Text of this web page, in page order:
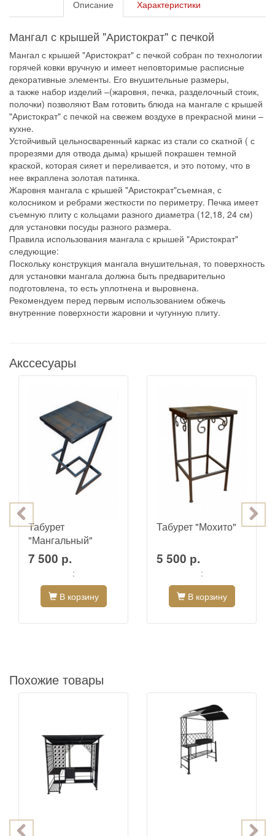
Описание Характеристики
Мангал с крышей "Аристократ" с печкой
Мангал с крышей "Аристократ" с печкой собран по технологии
горячей ковки вручную и имеет неповторимые расписные
декоративные элементы. Его внушительные размеры,
а также набор изделий –(жаровня, печка, разделочный стоик,
полочки) позволяют Вам готовить блюда на мангале с крышей
"Аристократ" с печкой на свежем воздухе в прекрасной мини –
кухне.
Устойчивый цельносваренный каркас из стали со скатной ( с
прорезями для отвода дыма) крышей покрашен темной
краской, которая сияет и переливается, и это потому, что в
нее вкраплена золотая патинка.
Жаровня мангала с крышей "Аристократ"съемная, с
колосником и ребрами жесткости по периметру. Печка имеет
съемную плиту с кольцами разного диаметра (12,18, 24 см)
для установки посуды разного размера.
Правила использования мангала с крышей "Аристократ"
следующие:
Поскольку конструкция мангала внушительная, то поверхность
для установки мангала должна быть предварительно
подготовлена, то есть уплотнена и выровнена.
Рекомендуем перед первым использованием обжечь
внутренние поверхности жаровни и чугунную плиту.
Акссесуары
Табурет
"Мангальный"
7 500 р.
:
В корзину
Табурет "Мохито"
5 500 р.
:
В корзину
Похожие товары